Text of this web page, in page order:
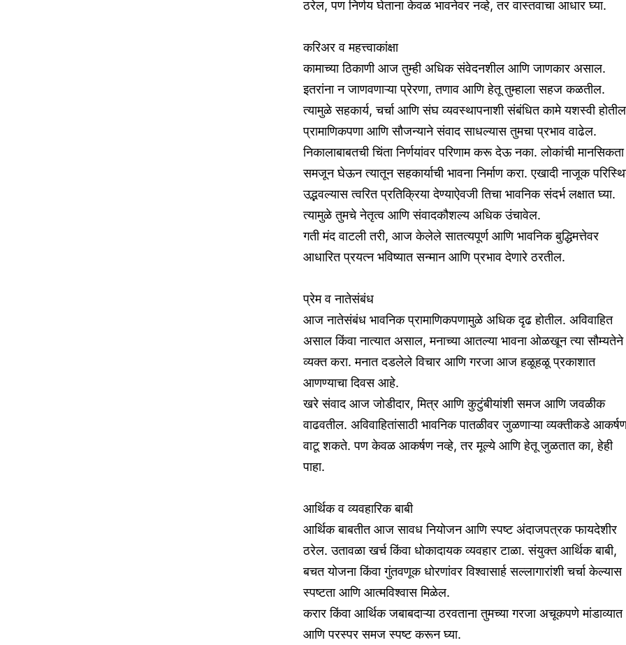
ठरेल, पण निर्णय घेताना केवळ भावनेवर नव्हे, तर वास्तवाचा आधार घ्या.
करिअर व महत्त्वाकांक्षा
कामाच्या ठिकाणी आज तुम्ही अधिक संवेदनशील आणि जाणकार असाल.
इतरांना न जाणवणाऱ्या प्रेरणा, तणाव आणि हेतू तुम्हाला सहज कळतील.
त्यामुळे सहकार्य, चर्चा आणि संघ व्यवस्थापनाशी संबंधित कामे यशस्वी
प्रामाणिकपणा आणि सौजन्याने संवाद साधल्यास तुमचा प्रभाव वाढेल.
निकालाबाबतची चिंता निर्णयांवर परिणाम करू देऊ नका. लोकांची मानसिकता
समजून घेऊन त्यातून सहकार्याची भावना निर्माण करा. एखादी नाजूक
उद्भवल्यास त्वरित प्रतिक्रिया देण्याऐवजी तिचा भावनिक संदर्भ लक्षात घ्या.
त्यामुळे तुमचे नेतृत्व आणि संवादकौशल्य अधिक उंचावेल.
गती मंद वाटली तरी, आज केलेले सातत्यपूर्ण आणि भावनिक बुद्धिमत्तेवर
आधारित प्रयत्न भविष्यात सन्मान आणि प्रभाव देणारे ठरतील.
प्रेम व नातेसंबंध
आज नातेसंबंध भावनिक प्रामाणिकपणामुळे अधिक दृढ होतील. अविवाहित
असाल किंवा नात्यात असाल, मनाच्या आतल्या भावना ओळखून त्या सौम्यतेने
व्यक्त करा. मनात दडलेले विचार आणि गरजा आज हळूहळू प्रकाशात
आणण्याचा दिवस आहे.
खरे संवाद आज जोडीदार, मित्र आणि कुटुंबीयांशी समज आणि जवळीक
वाढवतील. अविवाहितांसाठी भावनिक पातळीवर जुळणाऱ्या व्यक्तीकडे
वाटू शकते. पण केवळ आकर्षण नव्हे, तर मूल्ये आणि हेतू जुळतात का, हेही
पाहा.
आर्थिक व व्यवहारिक बाबी
आर्थिक बाबतीत आज सावध नियोजन आणि स्पष्ट अंदाजपत्रक फायदेशीर
ठरेल. उतावळा खर्च किंवा धोकादायक व्यवहार टाळा. संयुक्त आर्थिक बाबी,
बचत योजना किंवा गुंतवणूक धोरणांवर विश्वासार्ह सल्लागारांशी चर्चा केल्यास
स्पष्टता आणि आत्मविश्वास मिळेल.
करार किंवा आर्थिक जबाबदाऱ्या ठरवताना तुमच्या गरजा अचूकपणे मांडाव्यात
आणि परस्पर समज स्पष्ट करून घ्या.